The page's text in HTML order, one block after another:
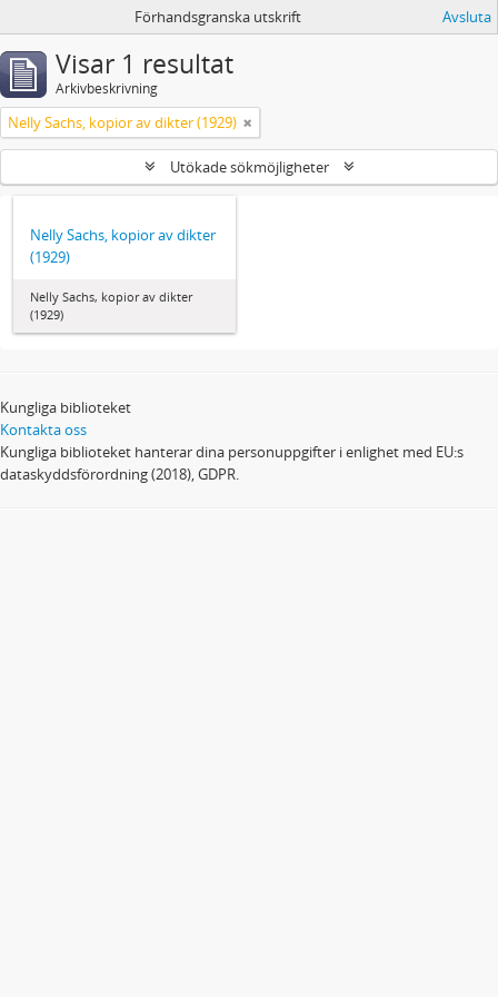
Förhandsgranska utskrift Avsluta
Visar 1 resultat
Arkivbeskrivning
Nelly Sachs, kopior av dikter (1929)
Utökade sökmöjligheter
Nelly Sachs, kopior av dikter
(1929)
Nelly Sachs, kopior av dikter
(1929)
Kungliga biblioteket
Kontakta oss
Kungliga biblioteket hanterar dina personuppgifter i enlighet med EU:s
dataskyddsförordning (2018), GDPR.